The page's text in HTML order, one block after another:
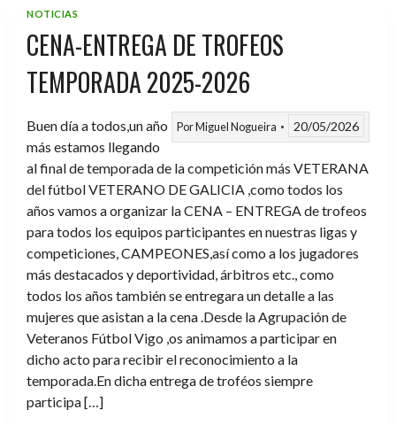
NOTICIAS
CENA-ENTREGA DE TROFEOS
TEMPORADA 2025-2026
PorMiguel Nogueira 20/05/2026
Buen día a todos,un año
más estamos llegando
al final de temporada de la competición más VETERANA
del fútbol VETERANO DE GALICIA ,como todos los
años vamos a organizar la CENA – ENTREGA de trofeos
para todos los equipos participantes en nuestras ligas y
competiciones, CAMPEONES,así como a los jugadores
más destacados y deportividad, árbitros etc., como
todos los años también se entregara un detalle a las
mujeres que asistan a la cena .Desde la Agrupación de
Veteranos Fútbol Vigo ,os animamos a participar en
dicho acto para recibir el reconocimiento a la
temporada.En dicha entrega de troféos siempre
participa […]